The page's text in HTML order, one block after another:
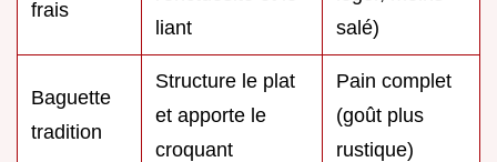
frais
liant
salé)
Baguette
tradition
Structure le plat
et apporte le
croquant
Pain complet
(goût plus
rustique)